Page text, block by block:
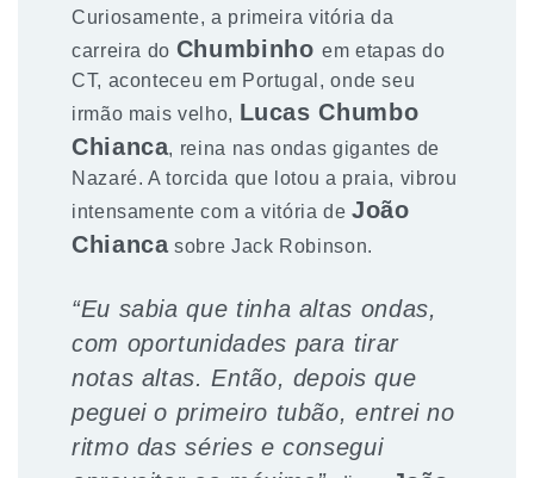
Curiosamente, a primeira vitória da
carreira do Chumbinhoem etapas do
CT, aconteceu em Portugal, onde seu
irmão mais velho, Lucas Chumbo
Chianca, reina nas ondas gigantes de
Nazaré. A torcida que lotou a praia, vibrou
intensamente com a vitória deJoão
Chiancasobre Jack Robinson.
“Eu sabia que tinha altas ondas,
com oportunidades para tirar
notas altas. Então, depois que
peguei o primeiro tubão, entrei no
ritmo das séries e consegui